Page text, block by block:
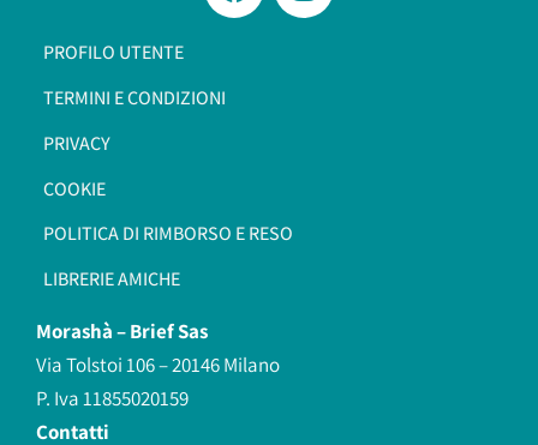
PROFILO UTENTE
TERMINI E CONDIZIONI
PRIVACY
COOKIE
POLITICA DI RIMBORSO E RESO
LIBRERIE AMICHE
Morashà –Brief Sas
Via Tolstoi 106 – 20146 Milano
P. Iva 11855020159
Contatti